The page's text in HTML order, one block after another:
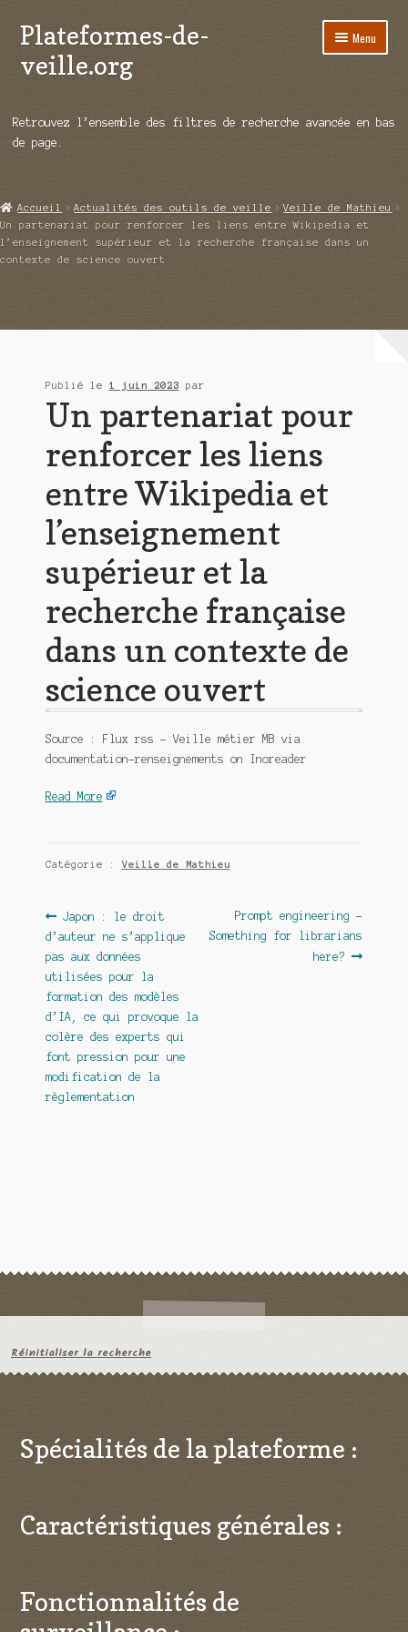
Aller
à
la
Aller
au
contenu
Plateformes-de-
veille.org
Menu
Répertoire d’ouitils
Démos vidéos
Ouvrir
le
Actualités
Retrouvez l’ensemble des filtres de recherche avancée en bas
de page.
Accueil Actualités des outils de veille
Veille de Mathieu
Un partenariat pour renforcer les liens entre Wikipedia et
l’enseignement supérieur et la recherche française dans un
contexte de science ouvert
Publié le 1 juin 2023 par
Un partenariat pour
renforcer les liens
entre Wikipedia et
l’enseignement
supérieur et la
recherche française
dans un contexte de
science ouvert
Source : Flux rss – Veille métier MB via
documentation-renseignements on Inoreader
Read More
Catégorie :Veille de Mathieu
Navigation
de
l’article
Article
précédent :
Japon : le droit
d’auteur ne s’applique
pas aux données
utilisées pour la
formation des modèles
d’IA, ce qui provoque la
colère des experts qui
font pression pour une
modification de la
règlementation
Article
suivant :
Prompt engineering –
Something for librarians
here?
Réinitialiser la recherche
Spécialités de la plateforme :
Caractéristiques générales :
Fonctionnalités de